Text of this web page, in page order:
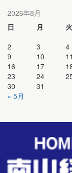
2026年8月
日
月 火
2
3 4
9
10 11
16
17
23
24
30
31
« 5月